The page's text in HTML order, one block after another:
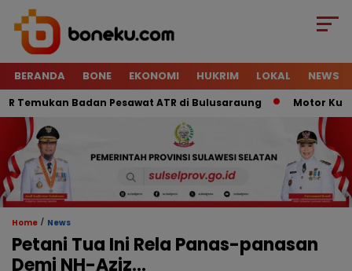
BERANDA BONE EKONOMI HUKRIM LOKAL NEWS
Badan Pesawat ATR di Bulusaraung Motor Kurir
Home / News
Petani Tua Ini Rela Panas-panasan
Demi NH-Aziz…